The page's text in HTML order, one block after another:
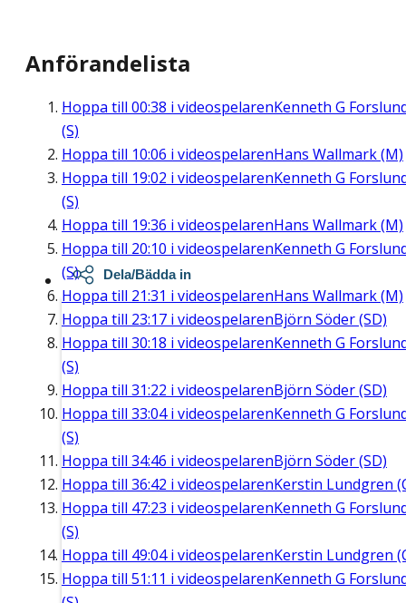
Anförandelista
Hoppa till 00:38 i videospelarenKenneth G
(S)
Hoppa till 10:06 i videospelarenHans Wallmark (M)
Hoppa till 19:02 i videospelarenKenneth G
(S)
Hoppa till 19:36 i videospelarenHans Wallmark (M)
Hoppa till 20:10 i videospelarenKenneth G
(S)
Hoppa till 21:31 i videospelarenHans Wallmark (M)
Hoppa till 23:17 i videospelarenBjörn Söder (SD)
Hoppa till 30:18 i videospelarenKenneth G
(S)
Hoppa till 31:22 i videospelarenBjörn Söder (SD)
Hoppa till 33:04i videospelarenKenneth G
(S)
Hoppa till 34:46 i videospelarenBjörn Söder (SD)
Hoppa till 36:42 i videospelarenKerstin Lundgren
Hoppa till 47:23 i videospelarenKenneth G
(S)
Hoppa till 49:04i videospelarenKerstin Lundgren
Hoppa till 51:11 i videospelarenKenneth G
Dela/Bädda in